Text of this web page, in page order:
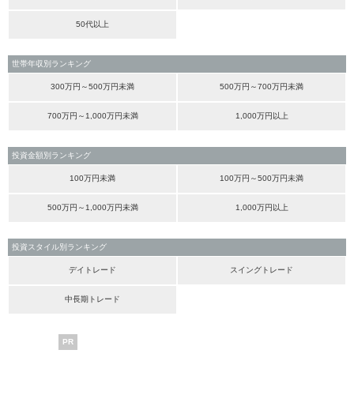
50代以上
世帯年収別ランキング
300万円～500万円未満 500万円～700万円未満
700万円～1,000万円未満 1,000万円以上
投資金額別ランキング
100万円未満 100万円～500万円未満
500万円～1,000万円未満 1,000万円以上
投資スタイル別ランキング
デイトレード スイングトレード
中長期トレード
PR